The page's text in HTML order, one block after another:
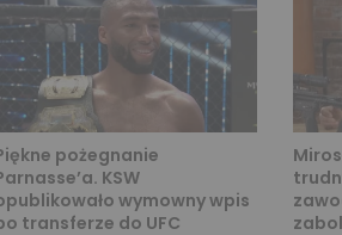
pożegnanie
KSW
wymowny wpis
transferze do UFC